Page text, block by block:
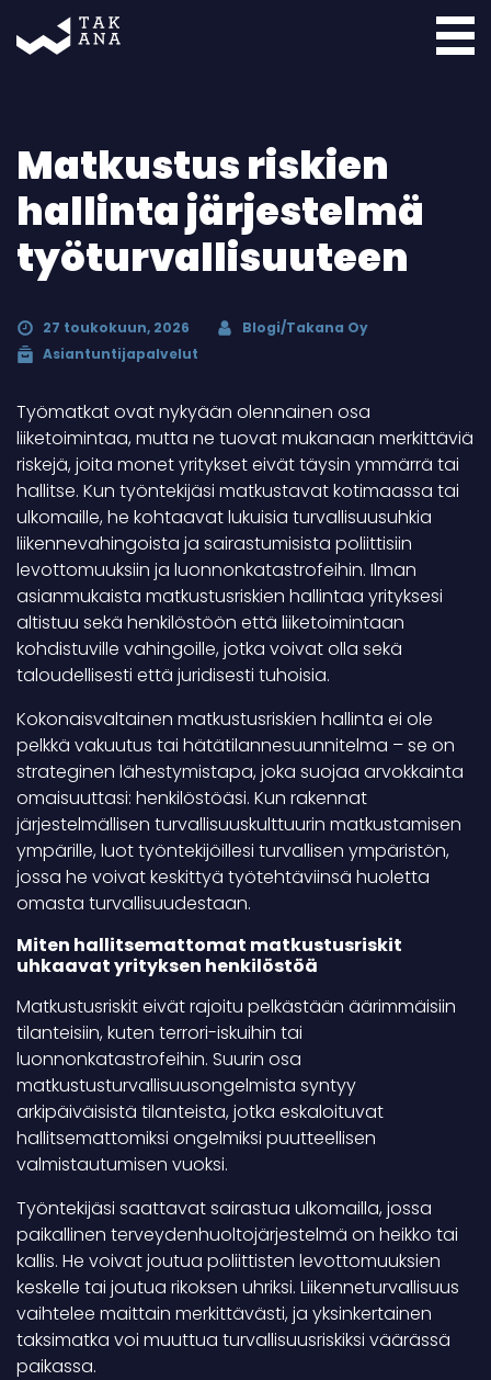
Matkustus riskien
hallinta järjestelmä
työturvallisuuteen
27 toukokuun, 2026
Blogi/Takana Oy
Asiantuntijapalvelut
Työmatkat ovat nykyään olennainen osa
liiketoimintaa, mutta ne tuovat mukanaan merkittäviä
riskejä, joita monet yritykset eivät täysin ymmärrä tai
hallitse. Kun työntekijäsi matkustavat kotimaassa tai
ulkomaille, he kohtaavat lukuisia turvallisuusuhkia
liikennevahingoista ja sairastumisista poliittisiin
levottomuuksiin ja luonnonkatastrofeihin. Ilman
asianmukaista matkustusriskien hallintaa yrityksesi
altistuu sekä henkilöstöön että liiketoimintaan
kohdistuville vahingoille, jotka voivat olla sekä
taloudellisesti että juridisesti tuhoisia.
Kokonaisvaltainen matkustusriskien hallinta ei ole
pelkkä vakuutus tai hätätilannesuunnitelma – se on
strateginen lähestymistapa, joka suojaa arvokkainta
omaisuuttasi: henkilöstöäsi. Kun rakennat
järjestelmällisen turvallisuuskulttuurin matkustamisen
ympärille, luot työntekijöillesi turvallisen ympäristön,
jossa he voivat keskittyä työtehtäviinsä huoletta
omasta turvallisuudestaan.
Miten hallitsemattomat matkustusriskit
uhkaavat yrityksen henkilöstöä
Matkustusriskit eivät rajoitu pelkästään äärimmäisiin
tilanteisiin, kuten terrori-iskuihin tai
luonnonkatastrofeihin. Suurin osa
matkustusturvallisuusongelmista syntyy
arkipäiväisistä tilanteista, jotka eskaloituvat
hallitsemattomiksi ongelmiksi puutteellisen
valmistautumisen vuoksi.
Työntekijäsi saattavat sairastua ulkomailla, jossa
paikallinen terveydenhuoltojärjestelmä on heikko tai
kallis. He voivat joutua poliittisten levottomuuksien
keskelle tai joutua rikoksen uhriksi. Liikenneturvallisuus
vaihtelee maittain merkittävästi, ja yksinkertainen
taksimatka voi muuttua turvallisuusriskiksi väärässä
paikassa.